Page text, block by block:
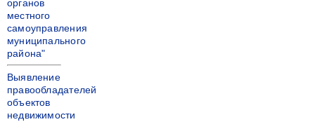
органов
местного
самоуправления
муниципального
района"
Выявление
правообладателей
объектов
недвижимости